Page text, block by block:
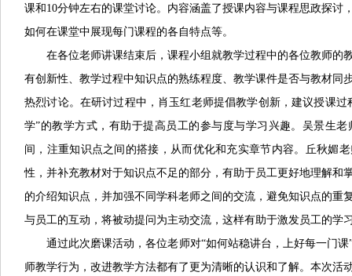
课和10分钟左右的课堂讨论。内容涵盖了授课内容与课程思政探讨
如何在课堂中展现每门课程的各自特点等。
在各位老师讲课结束后，课程小组就教学过程中的各位教师的
有创新性、教学过程中知识点的熟练程度、教学课件是否与教材同
热烈讨论。在研讨过程中，肖玉红老师提倡教学创新，建议授课
学”的教学方式，有助于提高员工的参与度与学习兴趣。吴景生
间，注重知识点之间的搭接，从而优化和充实章节内容。丘秋媚
性，并补充教材对于知识点不足的部分，有助于员工更好地理解和
的介绍知识点，并加强不同学科老师之间的交流，避免知识点的重
与员工的互动，将被动提问为主动交流，这样有助于激发员工的学
通过此次磨课活动，各位老师对“如何站稳讲台，上好每一门
师教学行为，改进教学方法都有了更为清晰的认识和了解。本次活